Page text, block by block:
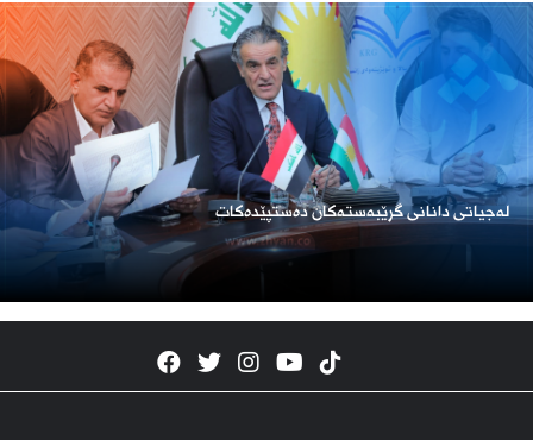
لەجیاتی دانانی گرێبەستەکان دەستپێدەکات